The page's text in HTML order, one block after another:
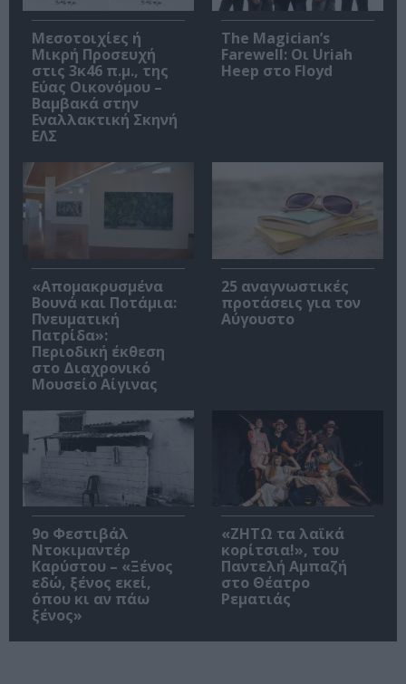
Μεσοτοιχίες ή
Μικρή Προσευχή
στις 3κ46 π.μ., της
Εύας Οικονόμου –
Βαμβακά στην
Εναλλακτική Σκηνή
ΕΛΣ
The Magician’s
Farewell: Οι Uriah
Heep στο Floyd
«Απομακρυσμένα
Βουνά και Ποτάμια:
Πνευματική
Πατρίδα»:
Περιοδική έκθεση
στο Διαχρονικό
Μουσείο Αίγινας
25 αναγνωστικές
προτάσεις για τον
Αύγουστο
9ο Φεστιβάλ
Ντοκιμαντέρ
Καρύστου – «Ξένος
εδώ, ξένος εκεί,
όπου κι αν πάω
ξένος»
«ΖΗΤΩ τα λαϊκά
κορίτσια!», του
Παντελή Αμπαζή
στο Θέατρο
Ρεματιάς